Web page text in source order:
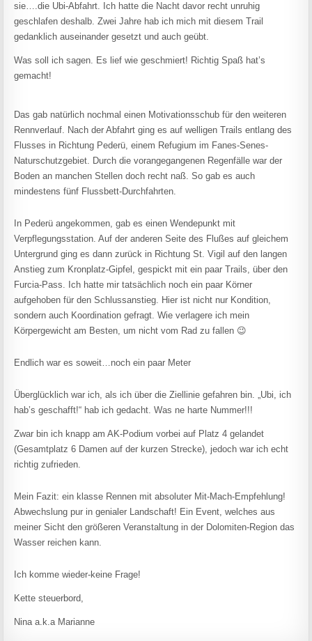
sie….die Ubi-Abfahrt. Ich hatte die Nacht davor recht unruhig
geschlafen deshalb. Zwei Jahre hab ich mich mit diesem Trail
gedanklich auseinander gesetzt und auch geübt.
Was soll ich sagen. Es lief wie geschmiert! Richtig Spaß hat’s
gemacht!
Das gab natürlich nochmal einen Motivationsschub für den weiteren
Rennverlauf. Nach der Abfahrt ging es auf welligen Trails entlang des
Flusses in Richtung Pederü, einem Refugium im Fanes-Senes-
Naturschutzgebiet. Durch die vorangegangenen Regenfälle war der
Boden an manchen Stellen doch recht naß. So gab es auch
mindestens fünf Flussbett-Durchfahrten.
In Pederü angekommen, gab es einen Wendepunkt mit
Verpflegungsstation. Auf der anderen Seite des Flußes auf gleichem
Untergrund ging es dann zurück in Richtung St. Vigil auf den langen
Anstieg zum Kronplatz-Gipfel, gespickt mit ein paar Trails, über den
Furcia-Pass. Ich hatte mir tatsächlich noch ein paar Körner
aufgehoben für den Schlussanstieg. Hier ist nicht nur Kondition,
sondern auch Koordination gefragt. Wie verlagere ich mein
Körpergewicht am Besten, um nicht vom Rad zu fallen 😉
Endlich war es soweit…noch ein paar Meter
Überglücklich war ich, als ich über die Ziellinie gefahren bin. „Ubi, ich
hab’s geschafft!“ hab ich gedacht. Was ne harte Nummer!!!
Zwar bin ich knapp am AK-Podium vorbei auf Platz 4 gelandet
(Gesamtplatz 6 Damen auf der kurzen Strecke), jedoch war ich echt
richtig zufrieden.
Mein Fazit: ein klasse Rennen mit absoluter Mit-Mach-Empfehlung!
Abwechslung pur in genialer Landschaft! Ein Event, welches aus
meiner Sicht den größeren Veranstaltung in der Dolomiten-Region das
Wasser reichen kann.
Ich komme wieder-keine Frage!
Kette steuerbord,
Nina a.k.a Marianne